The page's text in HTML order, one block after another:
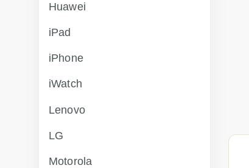
Huawei
iPad
iPhone
iWatch
Lenovo
LG
Motorola